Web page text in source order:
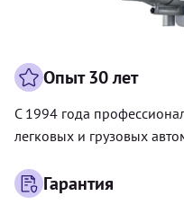
Опыт 30 лет
С 1994 года
легковых и грузовых
Гарантия